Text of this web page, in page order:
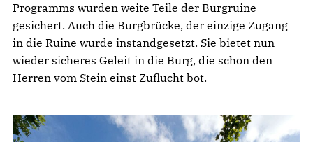
Programms wurden weite Teile der Burgruine
gesichert. Auch die Burgbrücke, der einzige Zugang
in die Ruine wurde instandgesetzt. Sie bietet nun
wieder sicheres Geleit in die Burg, die schon den
Herren vom Stein einst Zuflucht bot.